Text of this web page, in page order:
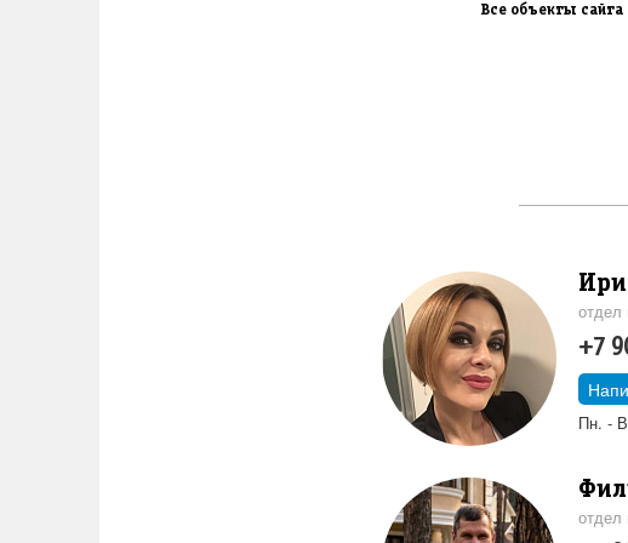
Все объекты
отдел
+7
Пн. -
отдел